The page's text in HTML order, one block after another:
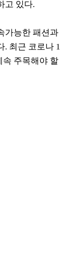
고 있다.
가능한 패션과
. 최근 코로나 1
속 주목해야 할